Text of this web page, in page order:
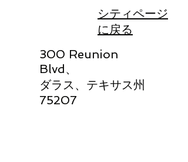
シティページ
に戻る
300 Reunion
Blvd、
ダラス、テキサス州
75207